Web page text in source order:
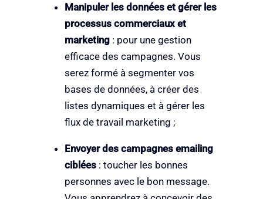
Manipuler les données et gérer les
processus commerciaux et
marketing: pour une gestion
efficace des campagnes. Vous
serez formé à segmenter vos
bases de données, à créer des
listes dynamiques et à gérer les
flux de travail marketing ;
Envoyer des campagnes emailing
ciblées: toucher les bonnes
personnes avec le bon message.